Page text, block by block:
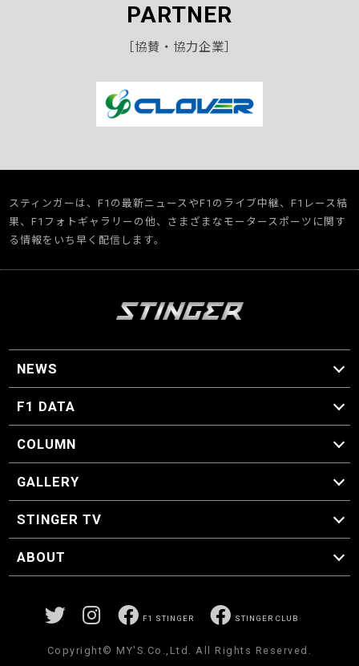
PARTNER
［協賛・協力企業］
スティンガーは、F1の最新ニュースやF1のライブ中継、F1レース結
果、F1フォトギャラリーの他、さまざまなモータースポーツに関す
る情報をいち早く配信します。
NEWS
F1 ニュース
F1 DATA
F1 日程
F1 データ
COLUMN
マイ・ワンダフル・サーキット
スクーデリア・一方通行
F1に燃え、ゴルフに泣く日々。
スティングくんの部屋
GALLERY
GALLERY
STINGER TV
STINGER TV
ABOUT
F1 STINGER STINGER CLUB
Copyright© MY'S.Co.,Ltd. All Rights Reserved.